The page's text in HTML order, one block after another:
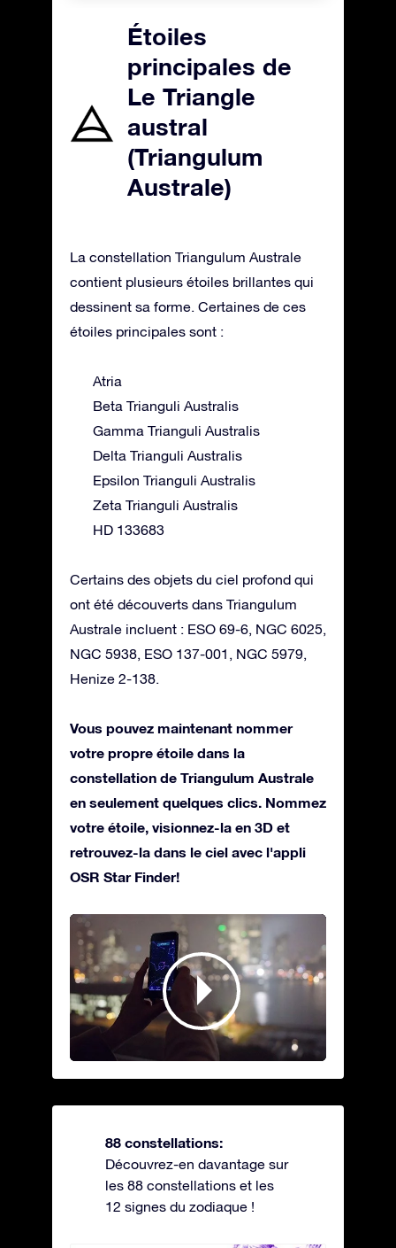
Étoiles
principales de
Le Triangle
austral
(Triangulum
Australe)
La constellation Triangulum Australe
contient plusieurs étoiles brillantes qui
dessinent sa forme. Certaines de ces
étoiles principales sont :
Atria
Beta Trianguli Australis
Gamma Trianguli Australis
Delta Trianguli Australis
Epsilon Trianguli Australis
Zeta Trianguli Australis
HD 133683
Certains des objets du ciel profond qui
ont été découverts dans Triangulum
Australe incluent : ESO 69-6, NGC 6025,
NGC 5938, ESO 137-001, NGC 5979,
Henize 2-138.
Vous pouvez maintenant nommer
votre propre étoile dans la
constellation de Triangulum Australe
en seulement quelques clics. Nommez
votre étoile, visionnez-la en 3D et
retrouvez-la dans le ciel avec l'appli
OSR Star Finder!
88 constellations:
Découvrez-en davantage sur
les 88 constellations et les
12 signes du zodiaque !